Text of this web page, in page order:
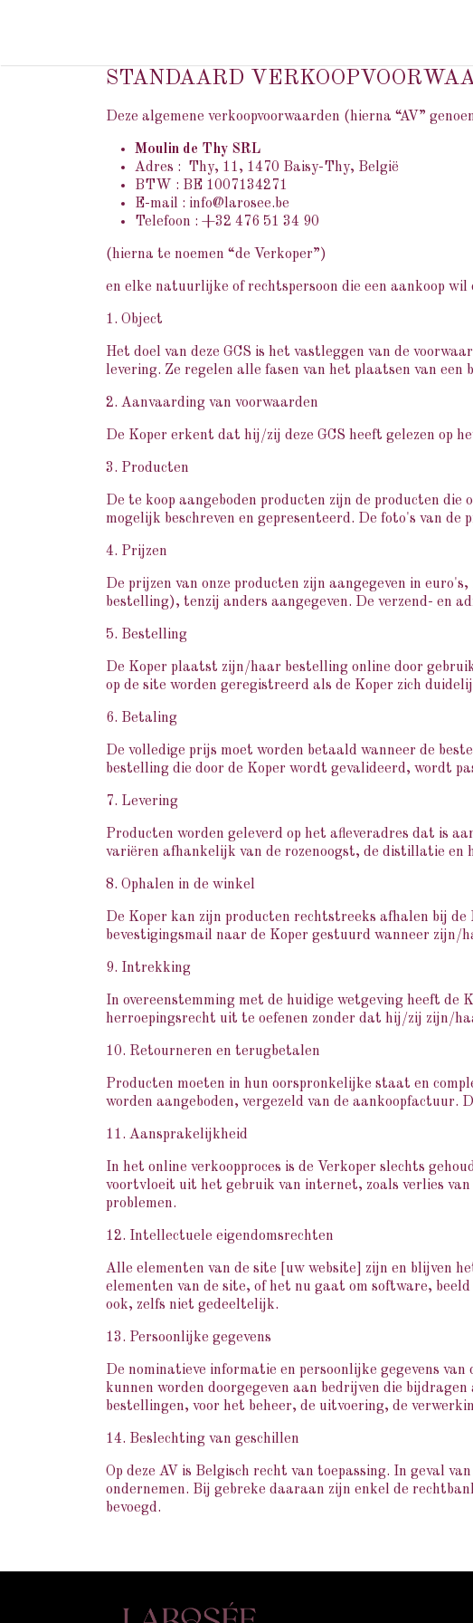
STANDAARD
Deze algemene verkoopvoorwaarden (hierna “AV”
Moulin de Thy SRL
Adres : Thy, 11, 1470 Baisy-Thy, België
BTW : BE 1007134271
E-mail : info@larosee.be
Telefoon : +32 476 51 34 90
(hierna te noemen “de Verkoper”)
en elke natuurlijke of rechtspersoon die een aankoop
1. Object
Het doel van deze GCS is het vastleggen van de
levering. Ze regelen alle fasen van het plaatsen van
2. Aanvaarding van voorwaarden
De Koper erkent dat hij/zij deze GCS heeft gelezen op
3. Producten
De te koop aangeboden producten zijn de producten die
mogelijk beschreven en gepresenteerd. De foto's van
4. Prijzen
De prijzen van onze producten zijn aangegeven in
bestelling), tenzij anders aangegeven. De verzend- en
5. Bestelling
De Koper plaatst zijn/haar bestelling online door
op de site worden geregistreerd als de Koper zich
6. Betaling
De volledige prijs moet worden betaald wanneer de
bestelling die door de Koper wordt gevalideerd, wordt
7. Levering
Producten worden geleverd op het afleveradres dat is
variëren afhankelijk van de rozenoogst, de distillatie en
8. Ophalen in de winkel
De Koper kan zijn producten rechtstreeks afhalen bij
bevestigingsmail naar de Koper gestuurd wanneer
9. Intrekking
In overeenstemming met de huidige wetgeving heeft de
herroepingsrecht uit te oefenen zonder dat hij/zij zijn/
10. Retourneren en terugbetalen
Producten moeten in hun oorspronkelijke staat en
worden aangeboden, vergezeld van de aankoopfactuur.
11. Aansprakelijkheid
In het online verkoopproces is de Verkoper slechts
voortvloeit uit het gebruik van internet, zoals verlies
problemen.
12. Intellectuele eigendomsrechten
Alle elementen van de site [uw website] zijn en blijven
elementen van de site, of het nu gaat om software,
ook, zelfs niet gedeeltelijk.
13. Persoonlijke gegevens
De nominatieve informatie en persoonlijke gegevens
kunnen worden doorgegeven aan bedrijven die
bestellingen, voor het beheer, de uitvoering, de
14. Beslechting van geschillen
Op deze AV is Belgisch recht van toepassing. In geval
ondernemen. Bij gebreke daaraan zijn enkel de
bevoegd.